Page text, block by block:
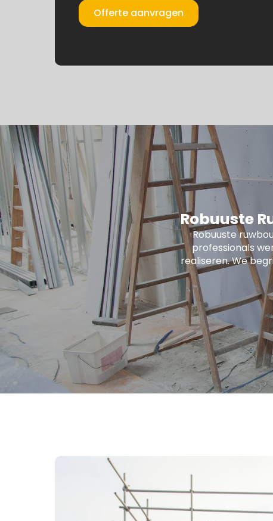
Offerte aanvragen
Robuuste
Robuuste
professionals
realiseren. We